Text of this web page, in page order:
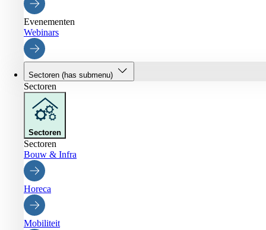
Evenementen
Webinars
Sectoren (has submenu)
Sectoren
Sectoren
Sectoren
Bouw & Infra
Horeca
Mobiliteit